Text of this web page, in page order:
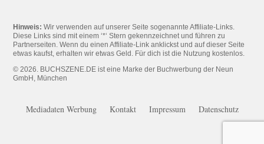
Hinweis: Wir verwenden auf unserer Seite sogenannte Affiliate-Links.
Diese Links sind mit einem ‘*‘ Stern gekennzeichnet und führen zu
Partnerseiten. Wenn du einen Affiliate-Link anklickst und auf dieser Seite
etwas kaufst, erhalten wir etwas Geld. Für dich ist die Nutzung kostenlos.
© 2026. BUCHSZENE.DE ist eine Marke der Buchwerbung der Neun
GmbH, München
Mediadaten Werbung Kontakt Impressum Datenschutz